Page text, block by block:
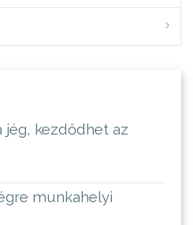
jég, kezdődhet az
munkahelyi